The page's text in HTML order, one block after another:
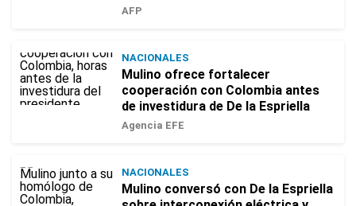
AFP
NACIONALES
Mulino ofrece fortalecer
cooperación con Colombia antes
de investidura de De la Espriella
Agencia EFE
NACIONALES
Mulino conversó con De la Espriella